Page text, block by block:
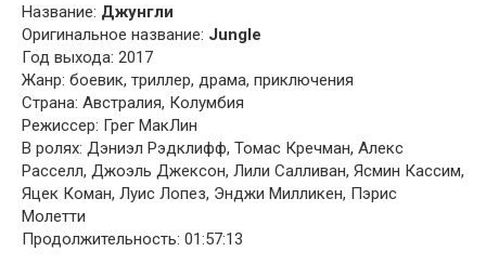
Название: Джунгли
Оригинальное название: Jungle
Год выхода: 2017
Жанр: боевик, триллер, драма, приключения
Страна: Австралия, Колумбия
Режиссер: Грег МакЛин
В ролях: Дэниэл Рэдклифф, Томас Кречман, Алекс
Расселл, Джоэль Джексон, Лили Салливан, Ясмин Кассим,
Яцек Коман, Луис Лопез, Энджи Милликен, Пэрис
Молетти
Продолжительность: 01:57:13